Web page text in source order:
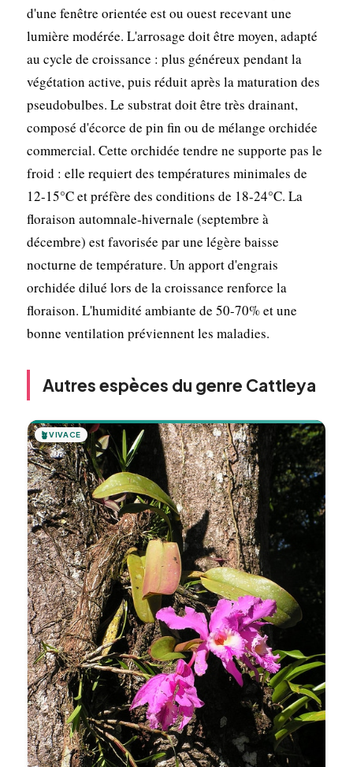
d'une fenêtre orientée est ou ouest recevant une
lumière modérée. L'arrosage doit être moyen, adapté
au cycle de croissance : plus généreux pendant la
végétation active, puis réduit après la maturation des
pseudobulbes. Le substrat doit être très drainant,
composé d'écorce de pin fin ou de mélange orchidée
commercial. Cette orchidée tendre ne supporte pas le
froid : elle requiert des températures minimales de
12-15°C et préfère des conditions de 18-24°C. La
floraison automnale-hivernale (septembre à
décembre) est favorisée par une légère baisse
nocturne de température. Un apport d'engrais
orchidée dilué lors de la croissance renforce la
floraison. L'humidité ambiante de 50-70% et une
bonne ventilation préviennent les maladies.
Autres espèces du genre Cattleya
🪴VIVACE